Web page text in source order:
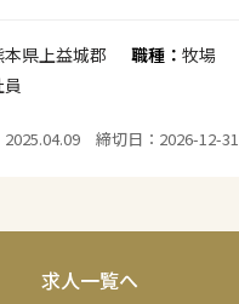
本県上益城郡 職種： 牧場
2025.04.09 締切日：2026-12-31
求人一覧へ